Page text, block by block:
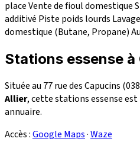
placeVente de fioul domestique
additivé Piste poids lourds
domestique (Butane, Propane)
Stations essense à
Située au 77 rue des Capucins
Allier, cette stations essense
annuaire.
Accès :Google Maps·Waze